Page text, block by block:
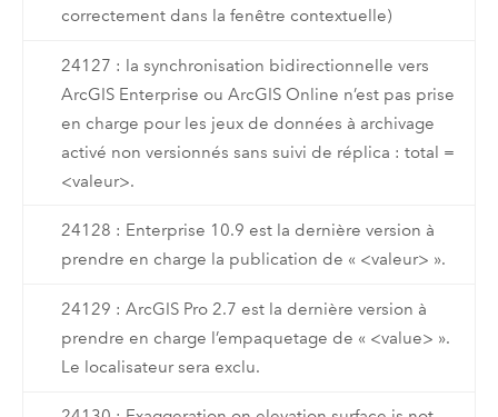
correctement dans la fenêtre contextuelle)
24127 : la synchronisation bidirectionnelle vers
ArcGIS Enterprise ou ArcGIS Online n’est pas prise
en charge pour les jeux de données à archivage
activé non versionnés sans suivi de réplica : total =
<valeur>.
24128 : Enterprise 10.9 est la dernière version à
prendre en charge la publication de « <valeur> ».
24129 : ArcGIS Pro 2.7 est la dernière version à
prendre en charge l’empaquetage de « <value> ».
Le localisateur sera exclu.